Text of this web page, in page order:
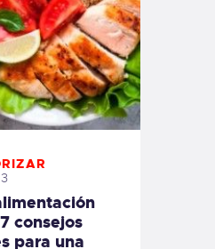
consejos
para una